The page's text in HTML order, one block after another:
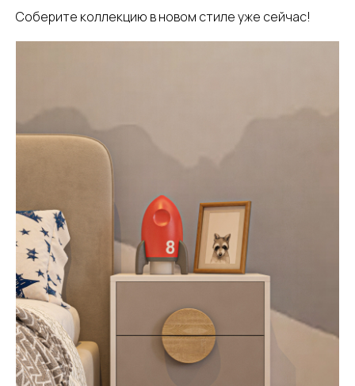
Соберите коллекцию в новом стиле уже сейчас!